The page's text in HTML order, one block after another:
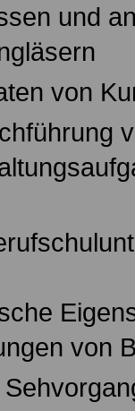
und
von
von